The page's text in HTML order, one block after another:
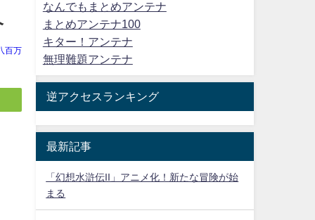
百万
なんでもまとめアンテナ
まとめアンテナ100
キター！アンテナ
無理難題アンテナ
逆アクセスランキング
最新記事
「幻想水滸伝II」アニメ化！新たな冒険が始
まる